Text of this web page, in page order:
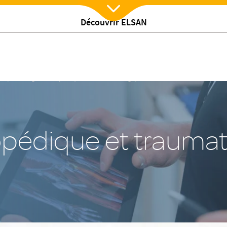
Découvrir ELSAN
Nx:Afficher menu
/Chirurgie orthopédique et traumatologique
et